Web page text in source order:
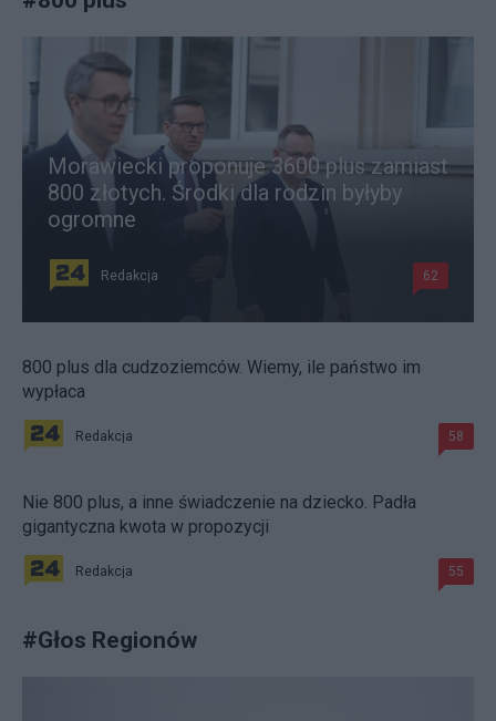
Morawiecki proponuje 3600 plus zamiast
800 złotych. Środki dla rodzin byłyby
ogromne
Redakcja 62
800 plus dla cudzoziemców. Wiemy, ile państwo im
wypłaca
Redakcja 58
Nie 800 plus, a inne świadczenie na dziecko. Padła
gigantyczna kwota w propozycji
Redakcja 55
#Głos Regionów